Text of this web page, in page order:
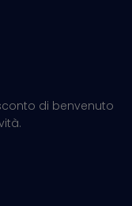
di benvenuto